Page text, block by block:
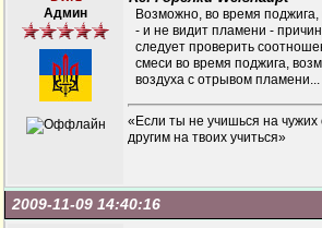
Админ
Возможно, во время
- и не видит пламени -
следует проверить
смеси во время поджига,
воздуха с отрывом пламени...
«Если ты не учишься на
другим на твоих учиться»
2009-11-09 14:40:16